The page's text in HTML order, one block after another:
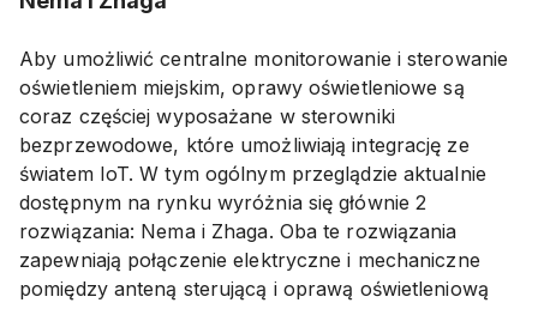
Aby umożliwić centralne monitorowanie i sterowanie
oświetleniem miejskim, oprawy oświetleniowe są
coraz częściej wyposażane w sterowniki
bezprzewodowe, które umożliwiają integrację ze
światem IoT. W tym ogólnym przeglądzie aktualnie
dostępnym na rynku wyróżnia się głównie 2
rozwiązania: Nema i Zhaga. Oba te rozwiązania
zapewniają połączenie elektryczne i mechaniczne
pomiędzy anteną sterującą i oprawą oświetleniową